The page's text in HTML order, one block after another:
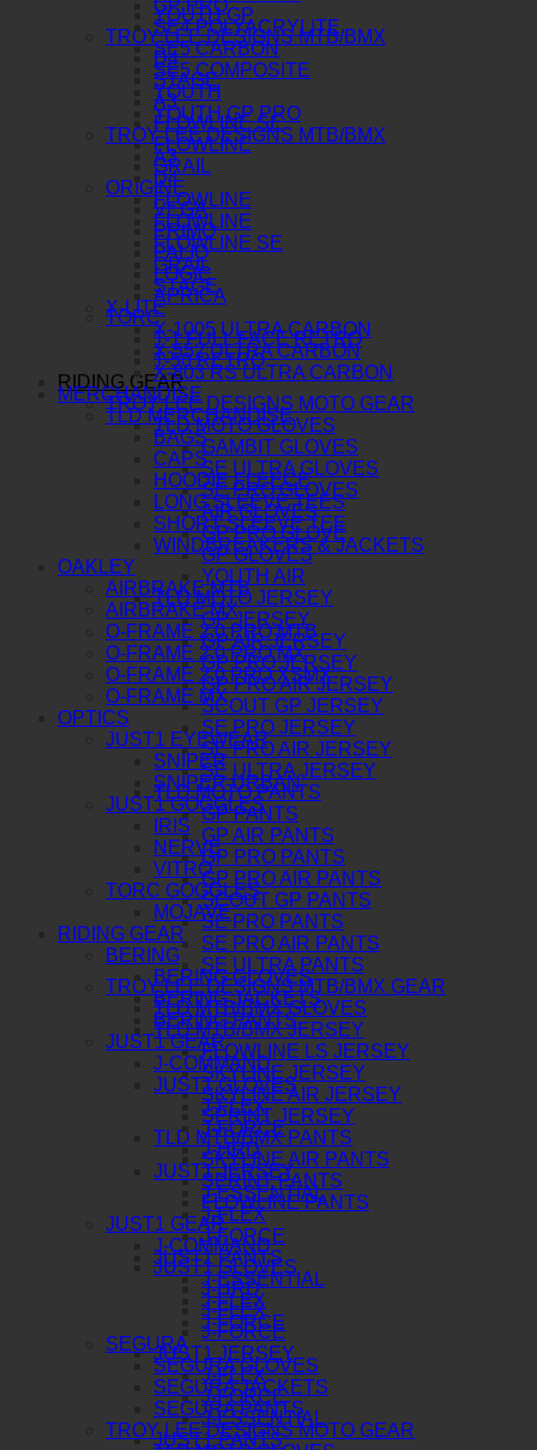
YOUTH GP
TROY LEE DESIGNS MTB/BMX
D4
STAGE
A3
FLOWLINE SE
FLOWLINE
GRAIL
ORIGINE
VEGA
PRIMO
PALIO
LOGIC
APRICA
TORC
T-1 FULL FACE RETRO
T-50 RETRO
RIDING GEAR
TROY LEE DESIGNS MOTO GEAR
TLD MOTO GLOVES
GAMBIT GLOVES
SE ULTRA GLOVES
SE PRO GLOVES
AIR GLOVES
GP PRO GLOVE
GP GLOVES
YOUTH AIR
TLD MOTO JERSEY
GP JERSEY
GP AIR JERSEY
GP PRO JERSEY
GP PRO AIR JERSEY
SCOUT GP JERSEY
SE PRO JERSEY
SE PRO AIR JERSEY
SE ULTRA JERSEY
TLD MOTO PANTS
GP PANTS
GP AIR PANTS
GP PRO PANTS
GP PRO AIR PANTS
SCOUT GP PANTS
SE PRO PANTS
SE PRO AIR PANTS
SE ULTRA PANTS
TROY LEE DESIGNS MTB/BMX GEAR
TLD MTB/BMX GLOVES
TLD MTB/BMX JERSEY
FLOWLINE LS JERSEY
SKYLINE JERSEY
SKYLINE AIR JERSEY
SPRINT JERSEY
TLD MTB/BMX PANTS
SKYLINE AIR PANTS
SPRINT PANTS
FLOWLINE PANTS
JUST1 GEAR
J-COMMAND
JUST1 GLOVES
J-HRD
J-FLEX
J-FORCE
JUST1 JERSEY
J-FLEX
J-FORCE
J-ESSENTIAL
JUST1 PANTS
GP PRO
SE4 POLYACRYLITE
SE5 CARBON
SE5 COMPOSITE
YOUTH
YOUTH GP PRO
TROY LEE DESIGNS MTB/BMX
A3
D4
FLOWLINE
FLOWLINE
FLOWLINE SE
GRAIL
STAGE
X-LITE
X-1005 ULTRA CARBON
X-552 ULTRA CARBON
X-803 RS ULTRA CARBON
MERCHANDISE
TLD MERCHANDISE
BAGS
CAPS
HOODIE FLEECE
LONG SLEEVE TEES
SHORT SLEEVE TEE
WINDBREAKERS & JACKETS
OAKLEY
AIRBRAKE MTB
AIRBRAKE MX
O-FRAME 2.0 PRO MTB
O-FRAME 2.0 PRO MX
O-FRAME 2.0 PRO XSMX
O-FRAME MX
OPTICS
JUST1 EYEWEAR
SNIPER
SNIPER URBAN
JUST1 GOGGLES
IRIS
NERVE
VITRO
TORC GOGGLES
MOJAVE
RIDING GEAR
BERING
BERING GLOVES
BERING JACKETS
BERING PANTS
JUST1 GEAR
J-COMMAND
JUST1 GLOVES
J-FLEX
J-FORCE
J-HRD
JUST1 JERSEY
J-ESSENTIAL
J-FLEX
J-FORCE
JUST1 PANTS
J-ESSENTIAL
J-FLEX
J-FORCE
SEGURA
SEGURA GLOVES
SEGURA JACKETS
SEGURA PANTS
TROY LEE DESIGNS MOTO GEAR